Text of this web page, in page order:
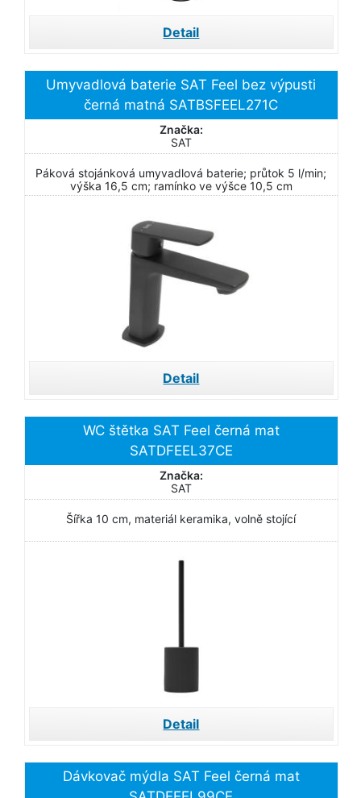
Detail
Umyvadlová baterie SAT Feel bez výpusti
černá matná SATBSFEEL271C
Značka:
SAT
Páková stojánková umyvadlová baterie; průtok 5 l/min;
výška 16,5 cm; ramínko ve výšce 10,5 cm
Detail
WC štětka SAT Feel černá mat
SATDFEEL37CE
Značka:
SAT
Šířka 10 cm, materiál keramika, volně stojící
Detail
Dávkovač mýdla SAT Feel černá mat